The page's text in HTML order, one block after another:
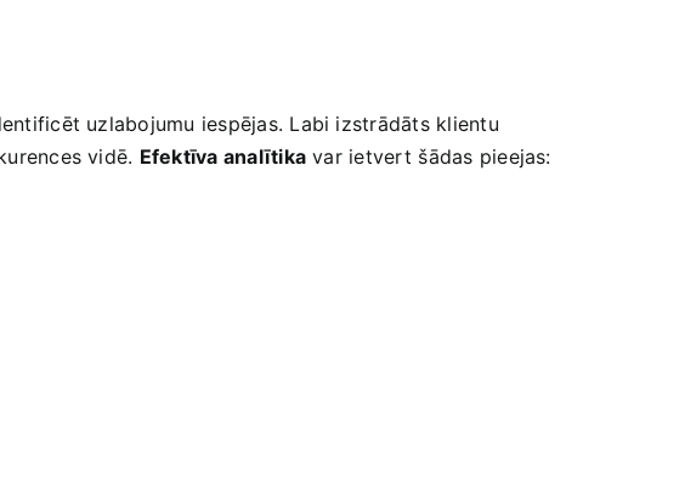
uzlabojumu iespējas. Labi izstrādāts klientu
vidē. Efektīva analītika var ietvert⁤ šādas pieejas: